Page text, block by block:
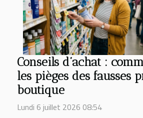
Conseils d’achat :
les pièges des fausses
boutique
Lundi 6 juillet 2026 08:54